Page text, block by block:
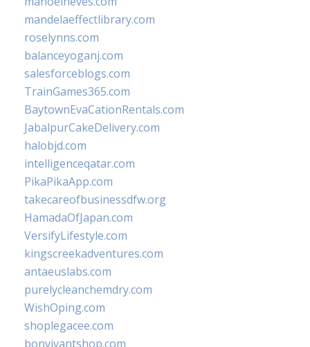
mandelaeffectlibrary.com
roselynns.com
balanceyoganj.com
salesforceblogs.com
TrainGames365.com
BaytownEvaCationRentals.com
JabalpurCakeDelivery.com
halobjd.com
intelligenceqatar.com
PikaPikaApp.com
takecareofbusinessdfw.org
HamadaOfJapan.com
VersifyLifestyle.com
kingscreekadventures.com
antaeuslabs.com
purelycleanchemdry.com
WishOping.com
shoplegacee.com
bonvivantshop.com